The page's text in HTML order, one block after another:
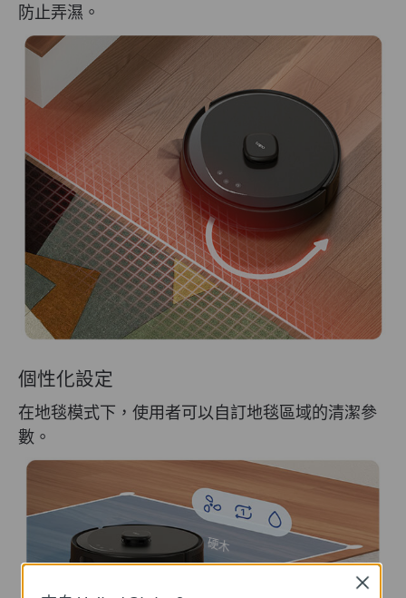
防止弄濕。
個性化設定
在地毯模式下，使用者可以自訂地毯區域的清潔參
數。
硬木
Close